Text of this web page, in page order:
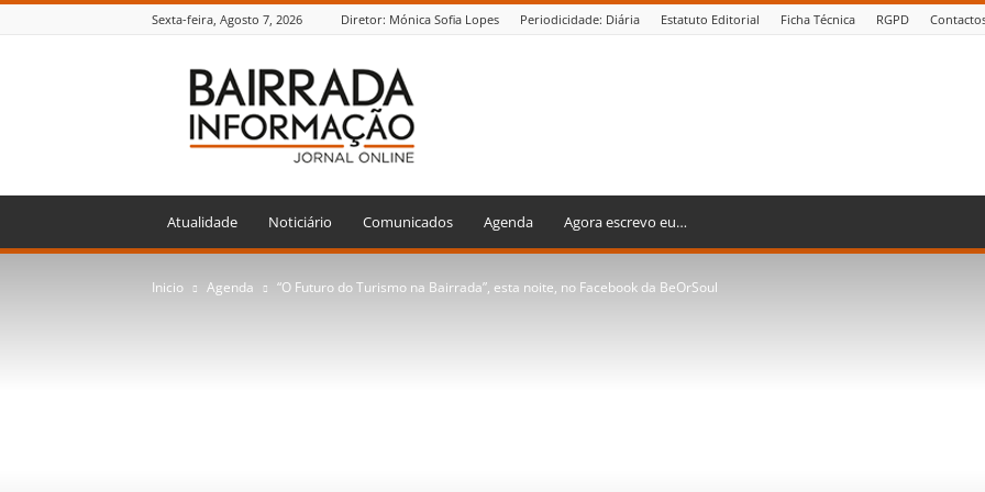
Sexta-feira, Agosto 7, 2026 Diretor: Mónica Sofia Lopes Periodicidade: Diária Estatuto Editorial Ficha Técnica RGPD
Bairrada
Informação
Atualidade Noticiário Comunicados Agenda Agora escrevo eu…
Inicio Agenda “O Futuro do Turismo na Bairrada”, esta noite, no Facebook da BeOrSoul